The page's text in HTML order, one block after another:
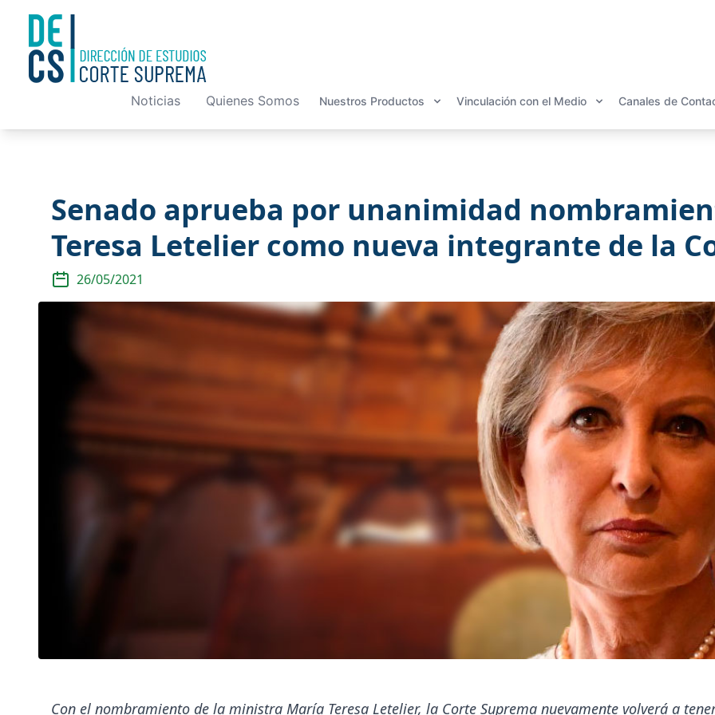
Noticias Quienes Somos Nuestros Productos Vinculación con el Medio Canales de
Senado aprueba por unanimidad
Teresa Letelier como nueva integrante de la
26/05/2021
Con el nombramiento de la ministra María Teresa Letelier, la Corte Suprema nuevamente volverá a